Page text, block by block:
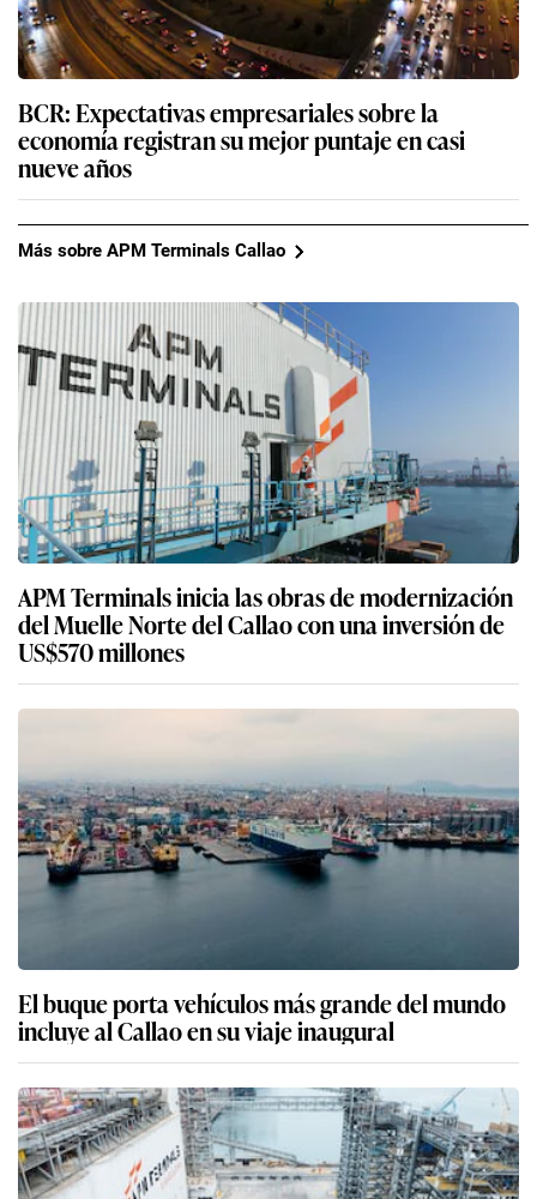
BCR: Expectativas empresariales sobre la
economía registran su mejor puntaje en casi
nueve años
Más sobre APM Terminals Callao
APM Terminals inicia las obras de modernización
del Muelle Norte del Callao con una inversión de
US$570 millones
El buque porta vehículos más grande del mundo
incluye al Callao en su viaje inaugural